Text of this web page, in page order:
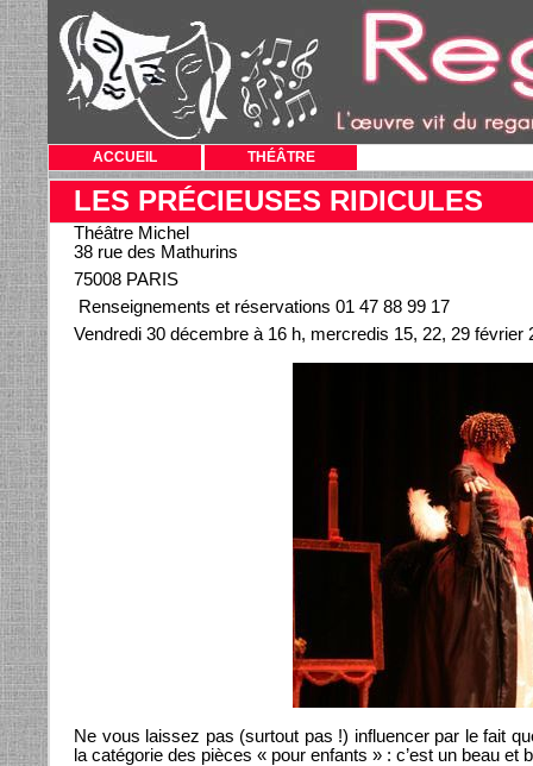
ACCUEIL THÉÂTRE
LES PRÉCIEUSES RIDICULES
Théâtre Michel
38 rue des Mathurins
75008 PARIS
Renseignements et réservations 01 47 88 99 17
Vendredi 30 décembre à 16 h, mercredis 15, 22, 29 février
Ne vous laissez pas (surtout pas !) influencer par le fait
la catégorie des pièces « pour enfants » : c’est un beau et